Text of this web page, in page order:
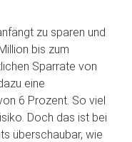
zu sparen und
bis zum
Sparrate von
eine
6 Prozent. So viel
Doch das ist bei
überschaubar, wie